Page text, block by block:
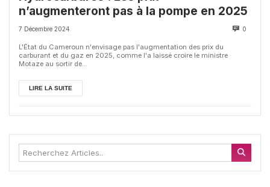
n’augmenteront pas à la pompe en 2025
7 Décembre 2024 0
L'État du Cameroun n'envisage pas l'augmentation des prix du
carburant et du gaz en 2025, comme l'a laissé croire le ministre
Motaze au sortir de...
LIRE LA SUITE